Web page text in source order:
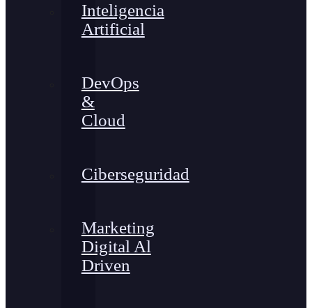
Inteligencia
Artificial
DevOps
&
Cloud
Ciberseguridad
Marketing
Digital Al
Driven